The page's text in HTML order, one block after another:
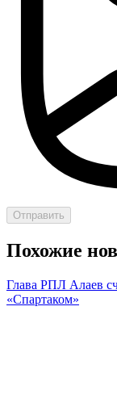
Отправить
Похожие
Глава РПЛ Алаев
«Спартаком»